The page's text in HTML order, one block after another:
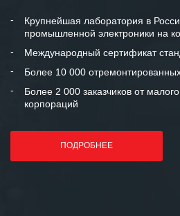
и
отношения и
«Инженерной
лет успеха и
Крупнейшая лаборатория в
промышленной электроники на
Международный сертификат
Более 10 000
Более 2 000 заказчиков от
корпораций
ПОДРОБНЕЕ